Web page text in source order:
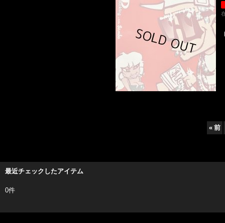
« 前
最近チェックしたアイテム
0件